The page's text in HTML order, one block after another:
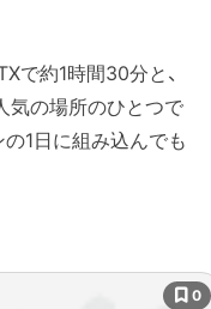
で約1時間30分と、
気の場所のひとつで
1日に組み込んでも
0